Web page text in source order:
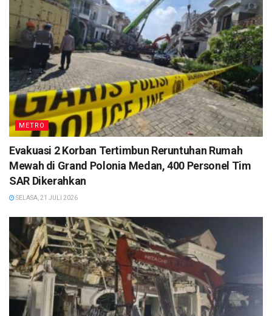
METRO
Evakuasi 2 Korban Tertimbun Reruntuhan Rumah
Mewah di Grand Polonia Medan, 400 Personel Tim
SAR Dikerahkan
SELASA, 21 JULI 2026